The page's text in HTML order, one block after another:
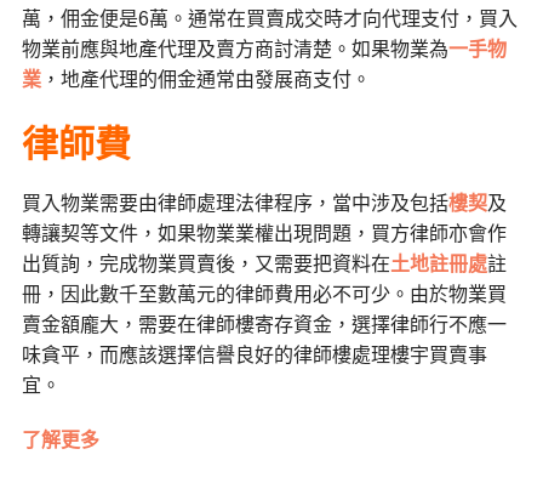
萬，佣金便是6萬。通常在買賣成交時才向代理支付，買入
物業前應與地產代理及賣方商討清楚。如果物業為一手物
業，地產代理的佣金通常由發展商支付。
律師費
買入物業需要由律師處理法律程序，當中涉及包括樓契及
轉讓契等文件，如果物業業權出現問題，買方律師亦會作
出質詢，完成物業買賣後，又需要把資料在土地註冊處註
冊，因此數千至數萬元的律師費用必不可少。由於物業買
賣金額龐大，需要在律師樓寄存資金，選擇律師行不應一
味貪平，而應該選擇信譽良好的律師樓處理樓宇買賣事
宜。
了解更多